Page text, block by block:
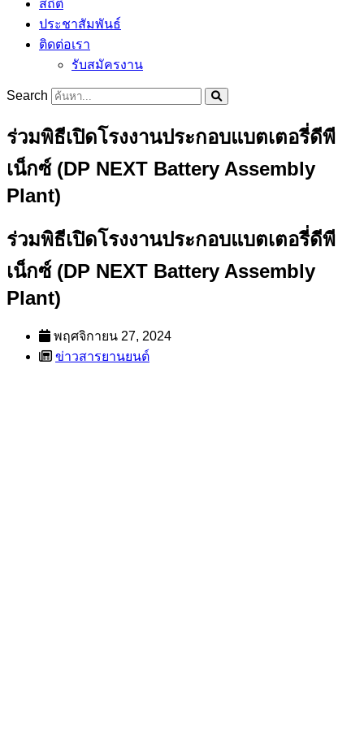
สถิติ
ประชาสัมพันธ์
ติดต่อเรา
รับสมัครงาน
Search
ร่วมพิธีเปิดโรงงานประกอบแบตเตอรี่ดีพี
เน็กซ์ (DP NEXT Battery Assembly
Plant)
ร่วมพิธีเปิดโรงงานประกอบแบตเตอรี่ดีพี
เน็กซ์ (DP NEXT Battery Assembly
Plant)
พฤศจิกายน 27, 2024
ข่าวสารยานยนต์